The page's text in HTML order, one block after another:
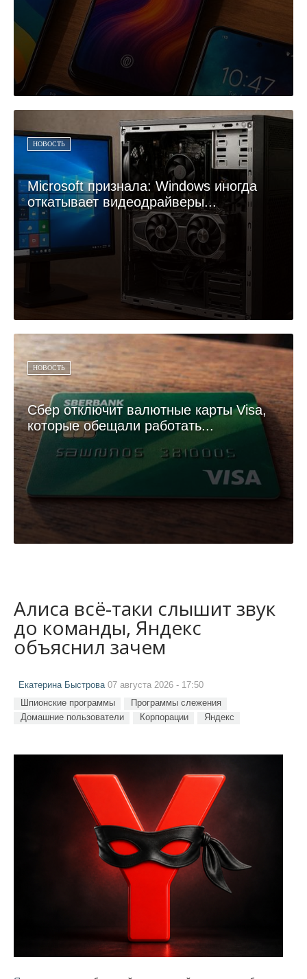
НОВОСТЬ
Microsoft признала: Windows иногда
откатывает видеодрайверы...
НОВОСТЬ
Сбер отключит валютные карты Visa,
которые обещали работать...
Алиса всё-таки слышит звук
до команды, Яндекс
объяснил зачем
Екатерина Быстрова07 августа 2026 - 17:50
Шпионские программы
Программы слежения
Домашние пользователи
Корпорации Яндекс